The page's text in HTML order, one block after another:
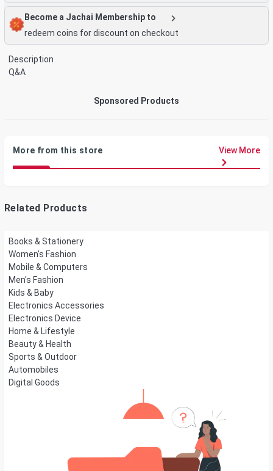
Become a Jachai Membership to
redeem coins for discount on checkout
Description
Q&A
Sponsored Products
More from this store View More
Related Products
Books & Stationery
Women's Fashion
Mobile & Computers
Men's Fashion
Kids & Baby
Electronics Accessories
Electronics Device
Home & Lifestyle
Beauty & Health
Sports & Outdoor
Automobiles
Digital Goods